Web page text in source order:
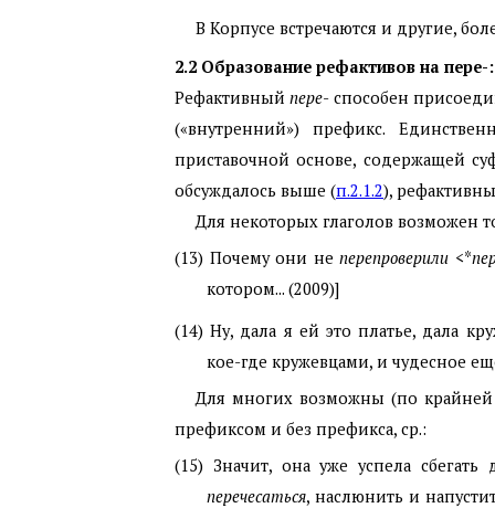
В Корпусе встречаются и другие,
2.2 Образование рефактивов на пере-
Рефактивныйпере- способен
(«внутренний») префикс.
приставочной основе, содержащей
обсуждалось выше (п.2.1.2),
Для некоторых глаголов возможен
(13) Почему они не перепроверили <*
котором... (2009)]
(14) Ну, дала я ей это платье, дала
кое-где кружевцами, и чудесное
Для многих возможны (по
префиксом и без префикса, ср.:
(15) Значит, она уже успела
перечесаться, наслюнить и